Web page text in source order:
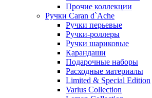
Прочие коллекции
Ручки Caran d`Ache
Ручки перьевые
Ручки-роллеры
Ручки шариковые
Карандаши
Подарочные наборы
Расходные материалы
Limited & Special Edition
Varius Collection